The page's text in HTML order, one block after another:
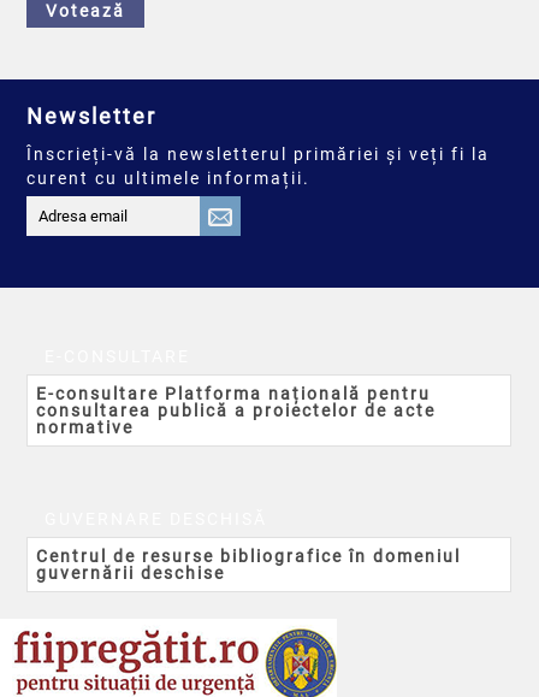
Votează
Newsletter
Înscrieți-vă la newsletterul primăriei și veți fi la
curent cu ultimele informații.
E-consultare Platforma națională pentru
consultarea publică a proiectelor de acte
normative
Centrul de resurse bibliografice în domeniul
guvernării deschise